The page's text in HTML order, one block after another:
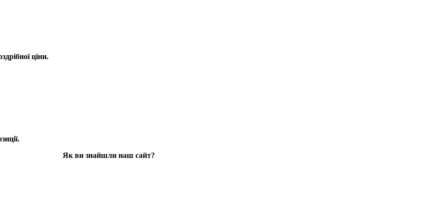
ціни.
Як ви знайшли наш сайт?